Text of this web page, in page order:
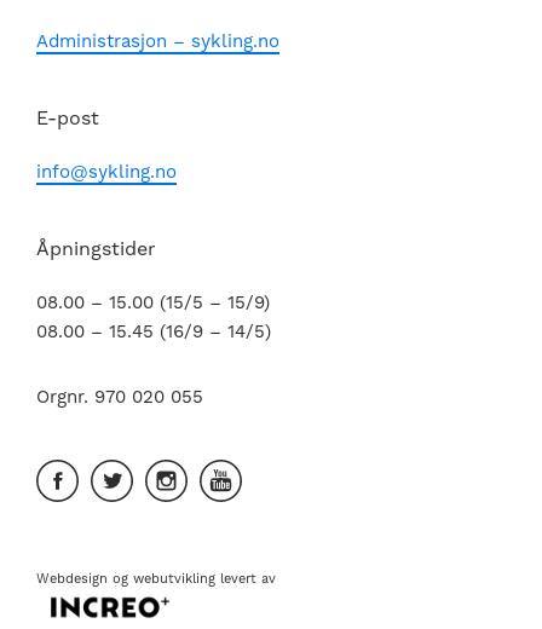
Administrasjon – sykling.no
E-post
info@sykling.no
Åpningstider
08.00 – 15.00 (15/5 – 15/9)
08.00 – 15.45 (16/9 – 14/5)
Orgnr. 970 020 055
Webdesign og webutvikling levert av